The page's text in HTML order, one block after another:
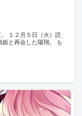
１２月５日（火）読
と再会した陽翔。 も